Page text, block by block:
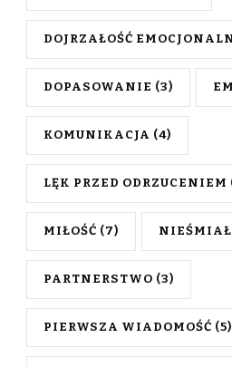
DOJRZAŁOŚĆ
DOPASOWANIE (3)
KOMUNIKACJA (4)
LĘK PRZED ODRZUCENIEM
MIŁOŚĆ (7)
PARTNERSTWO (3)
PIERWSZA WIADOMOŚĆ (5)